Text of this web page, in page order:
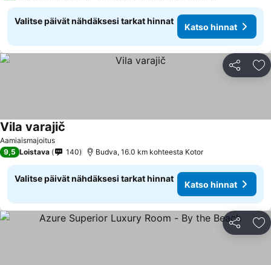
Valitse päivät nähdäksesi tarkat hinnat
Katso hinnat
Jaa
Aamiaismajoitus
Vila varajič
9,5 Loistava 140 Budva, 16.0 km kohteesta Kotor
Valitse päivät nähdäksesi tarkat hinnat
Katso hinnat
Jaa